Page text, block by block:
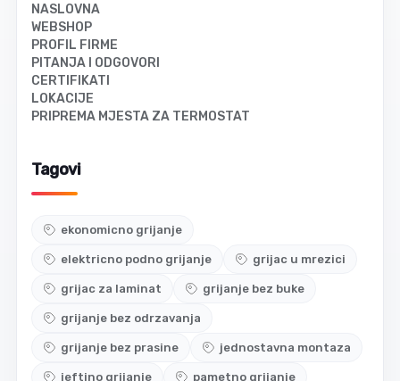
NASLOVNA
WEBSHOP
PROFIL FIRME
PITANJA I ODGOVORI
CERTIFIKATI
LOKACIJE
PRIPREMA MJESTA ZA TERMOSTAT
Tagovi
ekonomicno grijanje
elektricno podno grijanje grijac u mrezici
grijac za laminat grijanje bez buke
grijanje bez odrzavanja
grijanje bez prasine jednostavna montaza
jeftino grijanje pametno grijanje